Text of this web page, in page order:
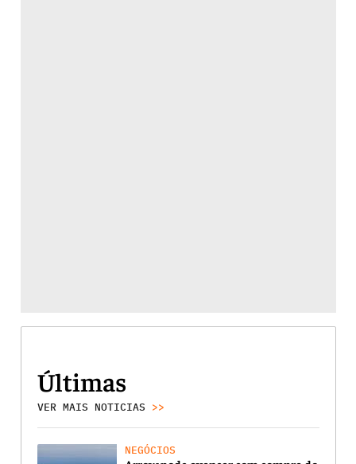
Últimas
VER MAIS NOTICIAS >>
NEGÓCIOS